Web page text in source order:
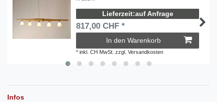
auf Anfrage
817,00 CHF *
In den Warenkorb
*inkl. CH MwSt. zzgl.Versandkosten
Infos